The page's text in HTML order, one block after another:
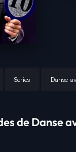
Séries Danse
de Danse